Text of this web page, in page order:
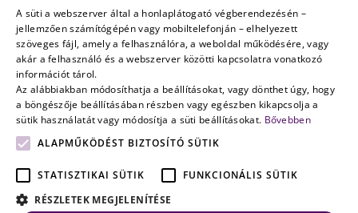
nem a
véletlenen
múlik
HUNGARIAN
ENGLISH
A süti a webszerver által a honlaplátogató végberendezésén –
jellemzően számítógépén vagy mobiltelefonján – elhelyezett
szöveges fájl, amely a felhasználóra, a weboldal működésére, vagy
akár a felhasználó és a webszerver közötti kapcsolatra vonatkozó
információt tárol.
Az alábbiakban módosíthatja a beállításokat, vagy dönthet úgy, hogy
a böngészője beállításában részben vagy egészben kikapcsolja a
sütik használatát vagy módosítja a süti beállításokat. Bővebben
ALAPMŰKÖDÉST BIZTOSÍTÓ SÜTIK
STATISZTIKAI SÜTIK
FUNKCIONÁLIS SÜTIK
RÉSZLETEK MEGJELENÍTÉSE